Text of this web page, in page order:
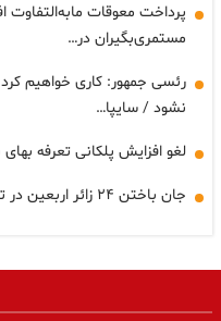
پرداخت معوقات
مستمری‌بگیران در…
رئسی جمهور: کاری خواهیم
نشود / سایپا…
لغو افزایش پلکانی تعرفه
جان باختن ۲۴ زائر اربعین در تصادفات